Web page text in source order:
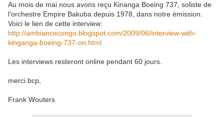
Au mois de mai nous avons reçu Kinanga Boeing 737, soliste de
l'orchestre Empire Bakuba depuis 1978, dans notre émission.
Voici le lien de cette interview:
http://ambiancecongo.blogspot.com/2009/06/interview-with-
kinganga-boeing-737-on.html
Les interviews resteront online pendant 60 jours.
merci bcp,
Frank Wouters